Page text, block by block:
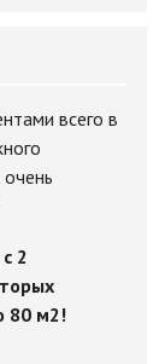
всего в
2
80 м2!